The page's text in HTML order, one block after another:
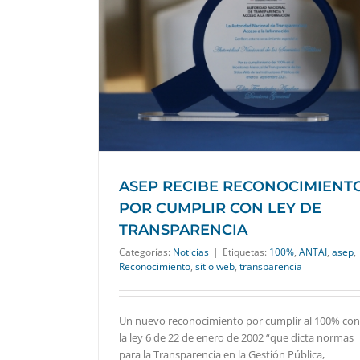
ASEP RECIBE
POR CUMPLIR CON LEY DE
TRANSPARENCIA
Categorías: Noticias | Etiquetas: 100%, ANTAI, asep,
Reconocimiento, sitio web, transparencia
Un nuevo reconocimiento por cumplir al 100% con
la ley 6 de 22 de enero de 2002 “que dicta normas
para la Transparencia en la Gestión Pública,